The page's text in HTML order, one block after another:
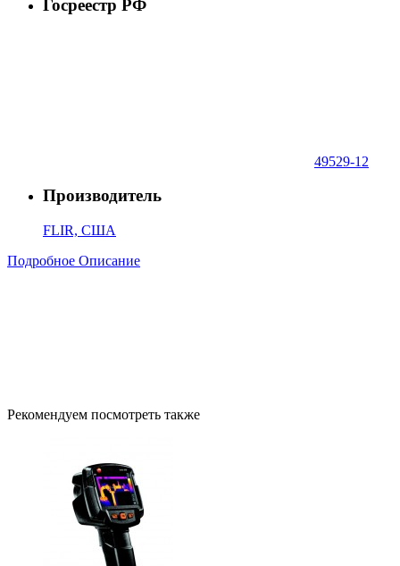
Госреестр РФ
49529-12
Производитель
FLIR, США
Подробное Описание
Рекомендуем посмотреть также